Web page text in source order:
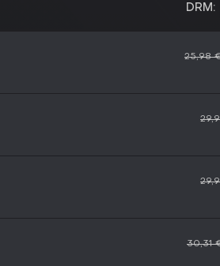
DRM:
25,98
30,31